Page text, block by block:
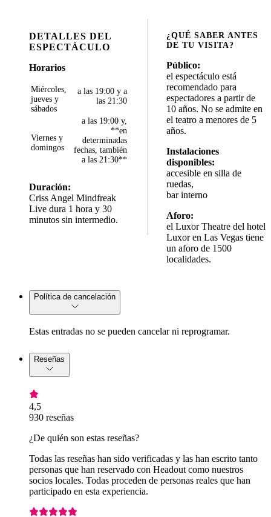
DETALLES DEL
ESPECTÁCULO
Horarios
Miércoles,
jueves y
sábados
a las 19:00 y a
las 21:30
Viernes y
domingos
a las 19:00 y,
**en
determinadas
fechas, también
a las 21:30**
Duración:
Criss Angel Mindfreak
Live dura 1 hora y 30
minutos sin intermedio.
¿QUÉ SABER ANTES
DE TU VISITA?
Público:
el espectáculo está
recomendado para
espectadores a partir de
10 años. No se admite en
el teatro a menores de 5
años.
Instalaciones
disponibles:
accesible en silla de
ruedas,
bar interno
Aforo:
el Luxor Theatre del hotel
Luxor en Las Vegas tiene
un aforo de 1500
localidades.
Política de cancelación
Estas entradas no se pueden cancelar ni reprogramar.
Reseñas
4,5
930 reseñas
¿De quién son estas reseñas?
Todas las reseñas han sido verificadas y las han escrito tanto
personas que han reservado con Headout como nuestros
socios locales. Todas proceden de personas reales que han
participado en esta experiencia.